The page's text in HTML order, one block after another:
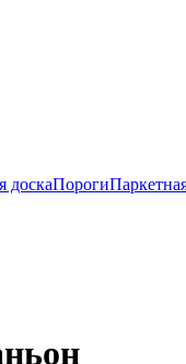
доскаПороги